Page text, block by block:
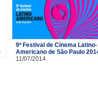
9º Festival de Cinema Latino-
Americano de São Paulo
11/07/2014